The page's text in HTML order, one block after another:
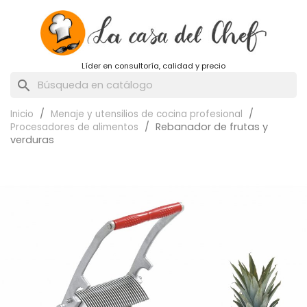
Líder en consultoría, calidad y precio
search
Inicio
Menaje y utensilios de cocina profesional
Procesadores de alimentos
Rebanador de frutas y
verduras